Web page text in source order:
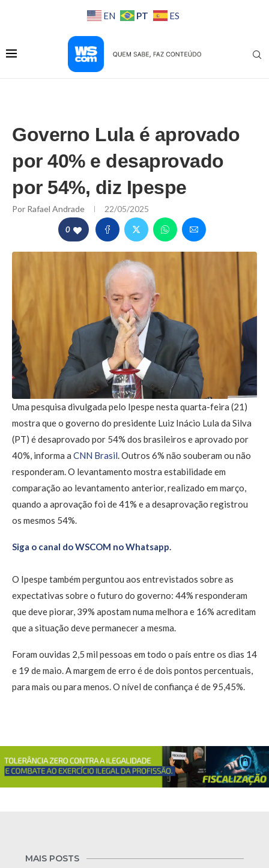
EN PT ES
Governo Lula é aprovado
por 40% e desaprovado
por 54%, diz Ipespe
Por Rafael Andrade 22/05/2025
0
Uma pesquisa divulgada pelo Ipespe nesta quarta-feira (21)
mostra que o governo do presidente Luiz Inácio Lula da Silva
(PT) é desaprovado por 54% dos brasileiros e aprovado por
40%, informa a CNN Brasil . Outros 6% não souberam ou não
responderam. O levantamento mostra estabilidade em
comparação ao levantamento anterior, realizado em março,
quando a aprovação foi de 41% e a desaprovação registrou
os mesmos 54%.
Siga o canal do WSCOM no Whatsapp.
O Ipespe também perguntou aos entrevistados sobre as
expectativas sobre o futuro do governo: 44% responderam
que deve piorar, 39% apostam numa melhora e 16% acreditam
que a situação deve permanecer a mesma.
Foram ouvidas 2,5 mil pessoas em todo o país entre os dias 14
e 19 de maio. A margem de erro é de dois pontos percentuais,
para mais ou para menos. O nível de confiança é de 95,45%.
MAIS POSTS